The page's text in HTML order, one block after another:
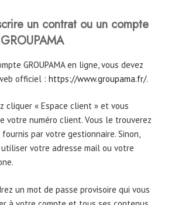
un contrat ou un compte
GROUPAMA en ligne, vous devez
officiel : https://www.groupama.fr/.
cliquer « Espace client » et vous
votre numéro client. Vous le trouverez
par votre gestionnaire. Sinon,
votre adresse mail ou votre
un mot de passe provisoire qui vous